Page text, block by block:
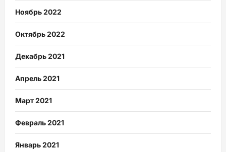
Ноябрь 2022
Октябрь 2022
Декабрь 2021
Апрель 2021
Март 2021
Февраль 2021
Январь 2021